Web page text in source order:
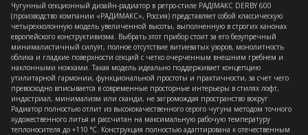
Чугунный секционный дизайн-радиатор в ретро-стиле РАДIМАКС DERBY 600
(производство компании «РАДИМАКС», Россия) представляет собой классическую
четырехколонную модель увеличенной высоты, выполненную в строгих канонах
европейского конструктивизма. Выбрать этот прибор стоит за его безупречный
минималистичный силуэт, полное отсутствие витиеватых узоров, монолитность
облика и гладкие поверхности секций с четко очерченным внешним гребнем и
наклонными ножками. Такая модель идеально поддерживает концепцию
утилитарной гармонии, функциональной простоты и практичности, за счет чего
превосходно вписывается в современные просторные интерьеры в стилях лофт,
индастриал, минимализм или сканди, не загромождая пространство вокруг.
Радиатор полностью отлит из высококачественного серого чугуна методом точного
художественного литья и рассчитан на максимальную рабочую температуру
теплоносителя до +110 °C. Конструкция полностью адаптирована к отечественным